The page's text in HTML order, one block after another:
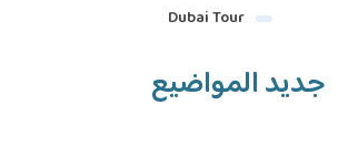
Dubai Tour
جديد المواضيع